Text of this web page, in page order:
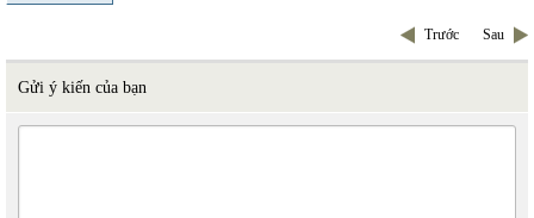
Trước Sau
Gửi ý kiến của bạn